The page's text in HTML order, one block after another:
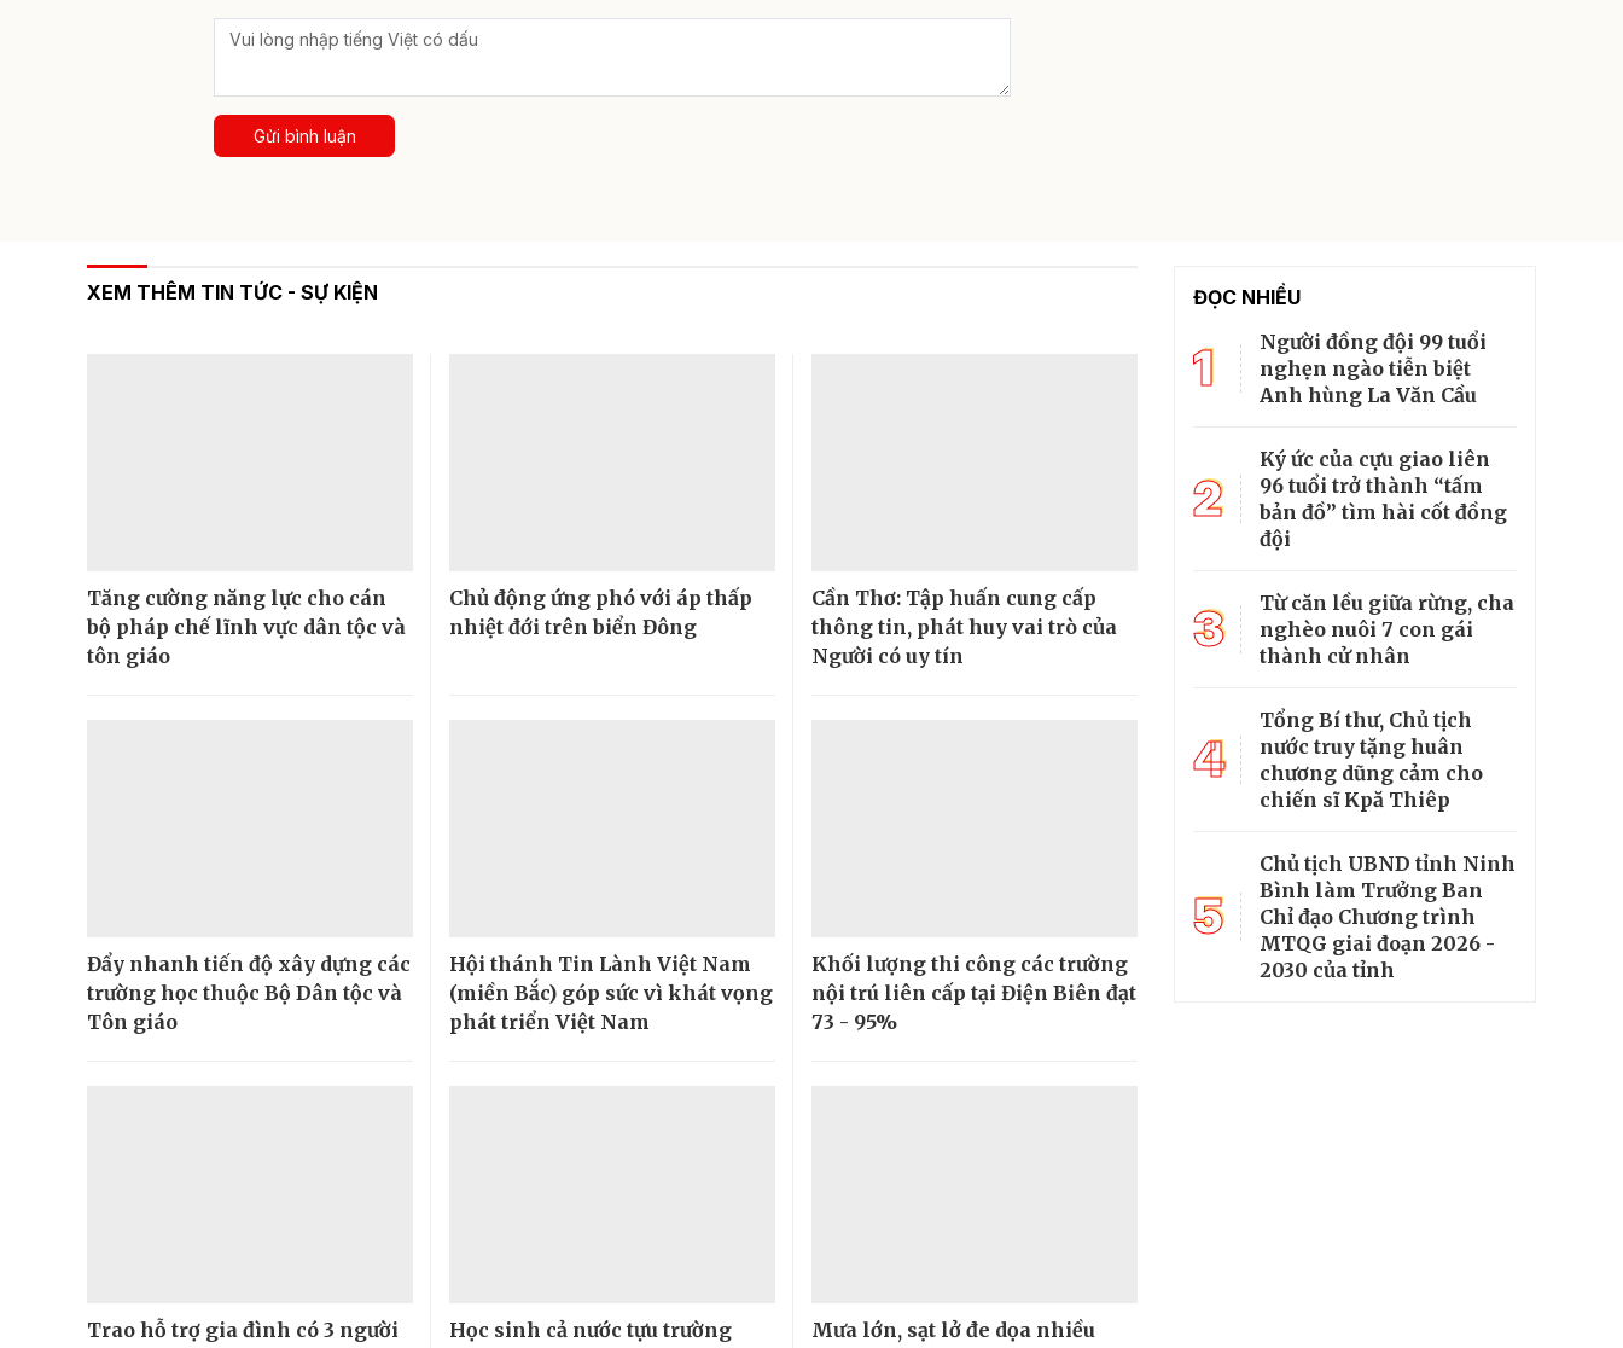
Gửi bình luận
XEM THÊM TIN TỨC - SỰ KIỆN
Tăng cường năng lực cho cán
bộ pháp chế lĩnh vực dân tộc và
tôn giáo
Chủ động ứng phó với áp thấp
nhiệt đới trên biển Đông
Cần Thơ: Tập huấn cung cấp
thông tin, phát huy vai trò của
Người có uy tín
Đẩy nhanh tiến độ xây dựng các
trường học thuộc Bộ Dân tộc và
Tôn giáo
Hội thánh Tin Lành Việt Nam
(miền Bắc) góp sức vì khát vọng
phát triển Việt Nam
Khối lượng thi công các trường
nội trú liên cấp tại Điện Biên đạt
73 - 95%
Trao hỗ trợ gia đình có 3 người
Học sinh cả nước tựu trường
Mưa lớn, sạt lở đe dọa nhiều
ĐỌC NHIỀU
1
Người đồng đội 99 tuổi
nghẹn ngào tiễn biệt
Anh hùng La Văn Cầu
2
Ký ức của cựu giao liên
96 tuổi trở thành “tấm
bản đồ” tìm hài cốt đồng
đội
3
Từ căn lều giữa rừng, cha
nghèo nuôi 7 con gái
thành cử nhân
4
Tổng Bí thư, Chủ tịch
nước truy tặng huân
chương dũng cảm cho
chiến sĩ Kpă Thiêp
5
Chủ tịch UBND tỉnh Ninh
Bình làm Trưởng Ban
Chỉ đạo Chương trình
MTQG giai đoạn 2026 -
2030 của tỉnh